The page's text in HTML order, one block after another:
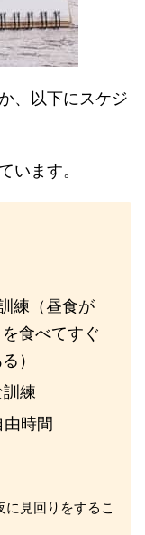
、以下にスケジ
います。
練（昼食が
食べてすぐ
）
練
時間
見回りをするこ